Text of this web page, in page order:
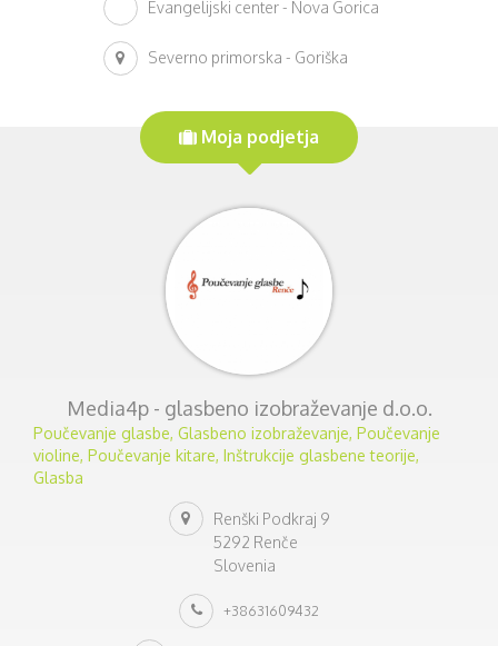
Evangelijski center - Nova Gorica
Severno primorska - Goriška
Moja podjetja
Media4p - glasbeno izobraževanje d.o.o.
Poučevanje glasbe, Glasbeno izobraževanje, Poučevanje
violine, Poučevanje kitare, Inštrukcije glasbene teorije,
Glasba
Renški Podkraj 9
5292 Renče
Slovenia
+38631609432